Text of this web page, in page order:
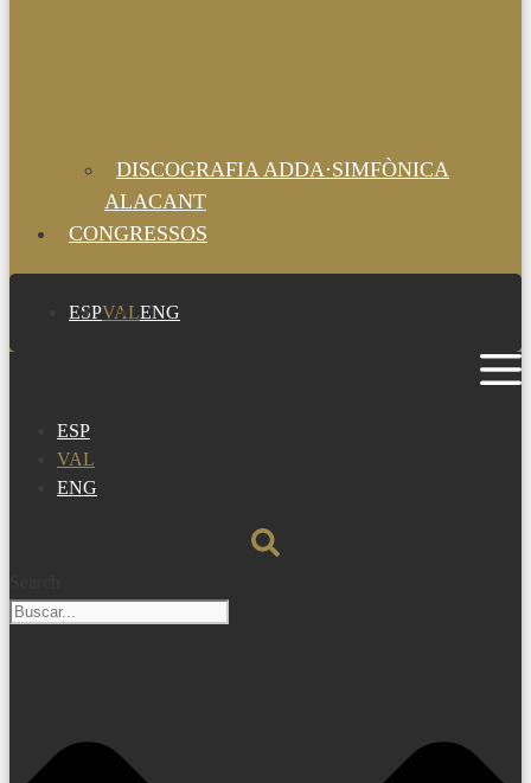
DISCOGRAFIA ADDA·SIMFÒNICA
ALACANT
CONGRESSOS
ESPVALENG
ESP
VAL
ENG